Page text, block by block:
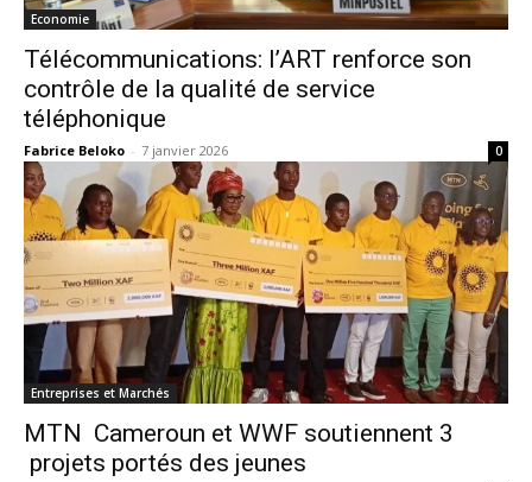
Economie
Télécommunications: l’ART renforce son
contrôle de la qualité de service
téléphonique
Fabrice Beloko - 7 janvier 2026 0
Entreprises et Marchés
MTN Cameroun et WWF soutiennent 3
projets portés des jeunes